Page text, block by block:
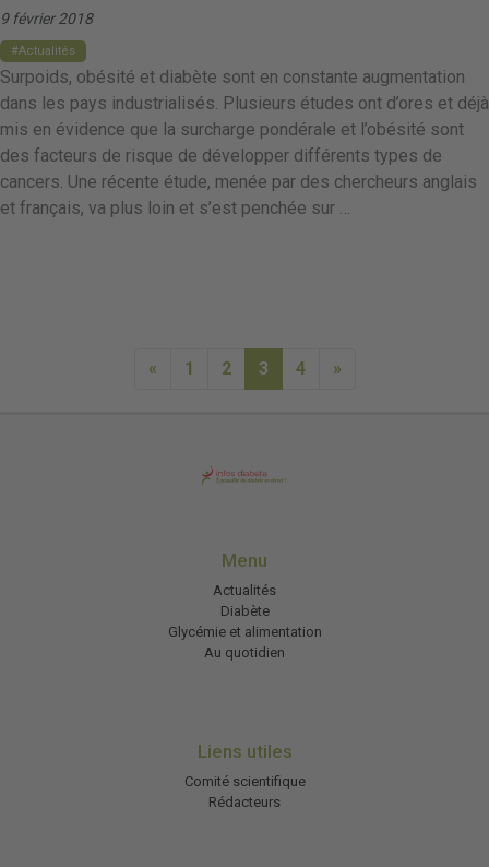
9 février 2018
Actualités
Surpoids, obésité et diabète sont en constante augmentation
dans les pays industrialisés. Plusieurs études ont d’ores et déjà
mis en évidence que la surcharge pondérale et l’obésité sont
des facteurs de risque de développer différents types de
cancers. Une récente étude, menée par des chercheurs anglais
et français, va plus loin et s’est penchée sur …
« 1 2 3 4 »
Menu
Actualités
Diabète
Glycémie et alimentation
Au quotidien
Liens utiles
Comité scientifique
Rédacteurs